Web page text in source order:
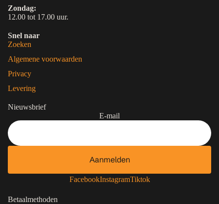
Zondag:
12.00 tot 17.00 uur.
Snel naar
Zoeken
Algemene voorwaarden
Privacy
Levering
Nieuwsbrief
E-mail
Aanmelden
FacebookInstagramTiktok
Betaalmethoden
Privacybeleid